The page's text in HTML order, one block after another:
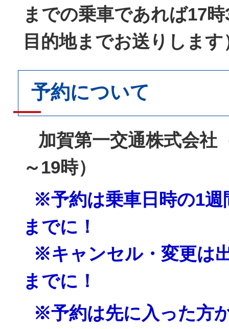
までの乗車であれば17
目的地までお送りします
予約について
加賀第一交通株式会社
～19時）
※予約は乗車日時の1週
までに！
※キャンセル・変更は
までに！
※予約は先に入った方